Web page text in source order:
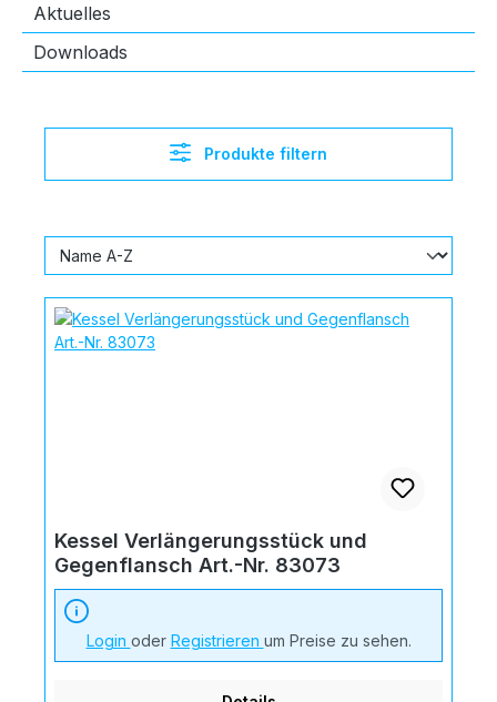
Aktuelles
Downloads
Produkte filtern
Kessel Verlängerungsstück und
Gegenflansch Art.-Nr. 83073
Login oder Registrieren um Preise zu sehen.